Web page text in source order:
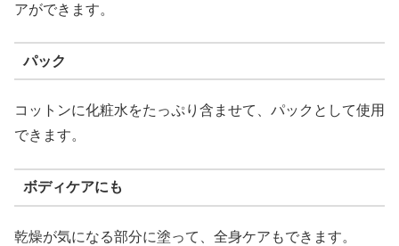
アができます。
パック
コットンに化粧水をたっぷり含ませて、パックとして使用
できます。
ボディケアにも
乾燥が気になる部分に塗って、全身ケアもできます。